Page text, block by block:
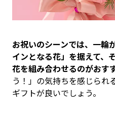
お祝いのシーンでは、一輪
インとなる花」を据えて、
花を組み合わせるのがおす
う！」の気持ちを感じられ
ギフトが良いでしょう。